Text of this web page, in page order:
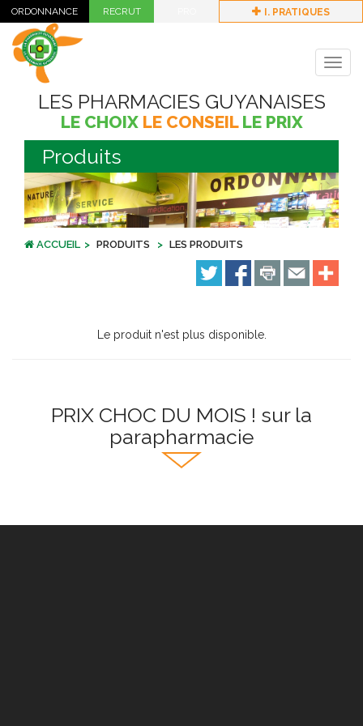
I. PRATIQUES
LES PHARMACIES GUYANAISES
LE CHOIX LE CONSEILLE PRIX
Produits
ACCUEIL PRODUITS LES PRODUITS
Le produit n'est plus disponible.
PRIX CHOC DU MOIS ! sur la
parapharmacie